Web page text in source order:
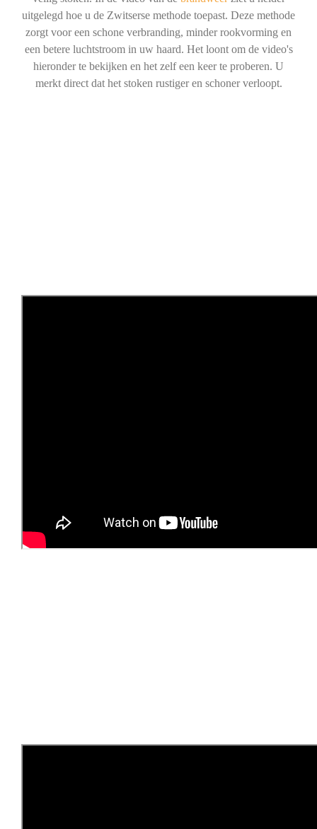
uitgelegd hoe u de Zwitserse methode toepast. Deze methode
zorgt voor een schone verbranding, minder rookvorming en
een betere luchtstroom in uw haard. Het loont om de video's
hieronder te bekijken en het zelf een keer te proberen. U
merkt direct dat het stoken rustiger en schoner verloopt.